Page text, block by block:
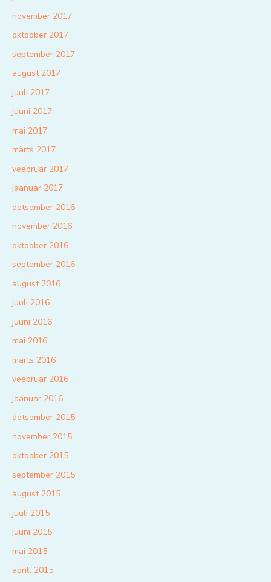
november 2017
oktoober 2017
september 2017
august 2017
juuli 2017
juuni 2017
mai 2017
märts 2017
veebruar 2017
jaanuar 2017
detsember 2016
november 2016
oktoober 2016
september 2016
august 2016
juuli 2016
juuni 2016
mai 2016
märts 2016
veebruar 2016
jaanuar 2016
detsember 2015
november 2015
oktoober 2015
september 2015
august 2015
juuli 2015
juuni 2015
mai 2015
aprill 2015